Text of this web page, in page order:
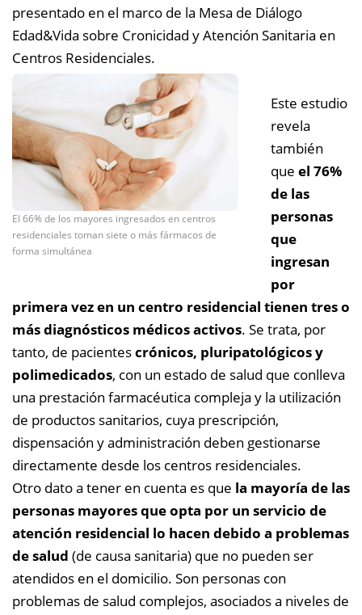
presentado en el marco de la Mesa de Diálogo
Edad&Vida sobre Cronicidad y Atención Sanitaria en
Centros Residenciales.
El 66% de los mayores ingresados en centros
residenciales toman siete o más fármacos de
forma simultánea
Este estudio
revela
también
que el 76%
de las
personas
que
ingresan
por
primera vez en un centro residencial tienen tres o
más diagnósticos médicos activos. Se trata, por
tanto, de pacientescrónicos, pluripatológicos y
polimedicados, con un estado de salud que conlleva
una prestación farmacéutica compleja y la utilización
de productos sanitarios, cuya prescripción,
dispensación y administración deben gestionarse
directamente desde los centros residenciales.
Otro dato a tener en cuenta es que la mayoría de las
personas mayores que opta por un servicio de
atención residencial lo hacen debido a problemas
de salud (de causa sanitaria) que no pueden ser
atendidos en el domicilio. Son personas con
problemas de salud complejos, asociados a niveles de